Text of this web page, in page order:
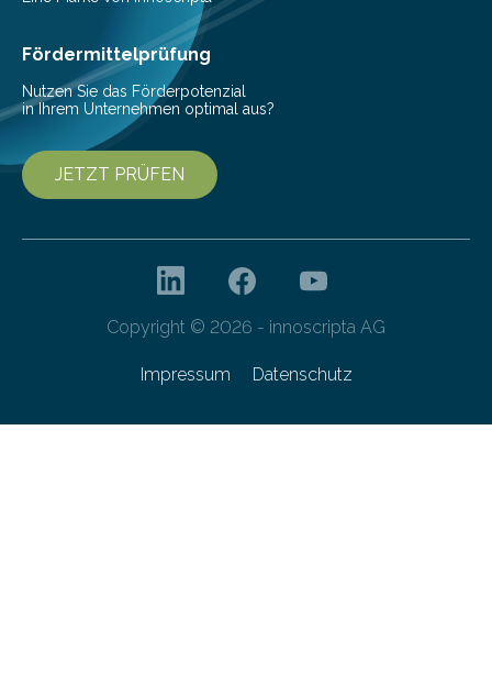
Ansatz für Smartphones und Supercomputer
gleichermaßen geeignet…
Fördermittelprüfung
Nutzen Sie das Förderpotenzial
in Ihrem Unternehmen optimal aus?
JETZT PRÜFEN
Copyright © 2026 - innoscripta AG
Impressum Datenschutz